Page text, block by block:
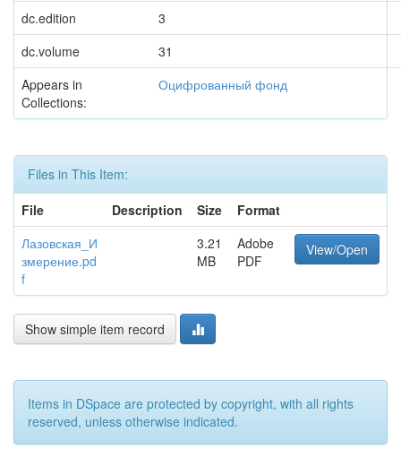
dc.edition
3
dc.volume
31
Appears in
Collections:
Оцифрованный фонд
Files in This Item:
File
Description Size
Format
Лазовская_И
змерение.pd
f
3.21
MB
Adobe
PDF
View/Open
Show simple item record
Items in DSpace are protected by copyright, with all rights
reserved, unless otherwise indicated.